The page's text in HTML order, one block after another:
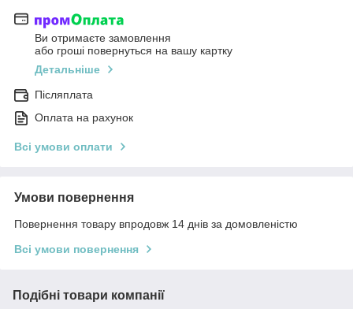
Ви отримаєте замовлення
або гроші повернуться на вашу картку
Детальніше
Післяплата
Оплата на рахунок
Всі умови оплати
Умови повернення
Повернення товару впродовж 14 днів за домовленістю
Всі умови повернення
Подібні товари компанії